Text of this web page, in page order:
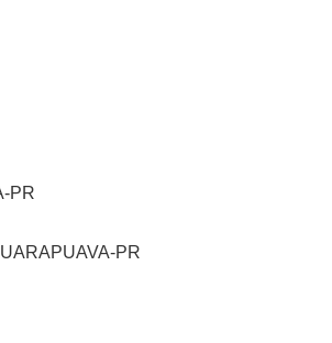
PR
PR